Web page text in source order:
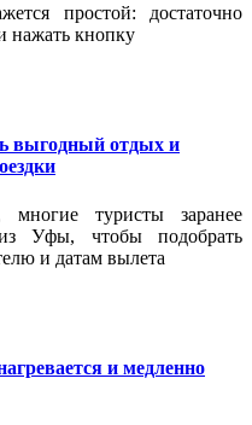
простой: достаточно
нажать кнопку
выгодный отдых и
туристы заранее
Уфы, чтобы подобрать
и датам вылета
и медленно